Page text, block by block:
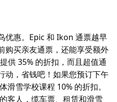
优惠。Epic 和 Ikon 通票越早
购买亲友通票，还能享受额外
供 35% 的折扣，而且超值通
动，省钱吧！如果您预订下午
滑雪学校课程 10% 的折扣。
客人，缆车票、租赁和滑雪